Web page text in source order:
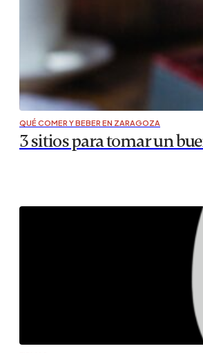
QUÉ COMER Y BEBER EN ZARAGOZA
3 sitios para tomar un